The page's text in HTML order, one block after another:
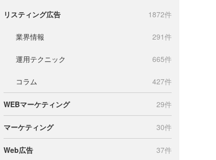
リスティング広告 1872件
業界情報 291件
運用テクニック 665件
コラム 427件
WEBマーケティング 29件
マーケティング 30件
Web広告 37件